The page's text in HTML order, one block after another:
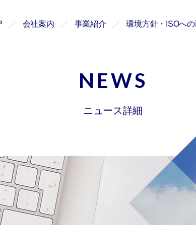
会社案内 事業紹介 環境方針・ISOへ
NEWS
ニュース詳細